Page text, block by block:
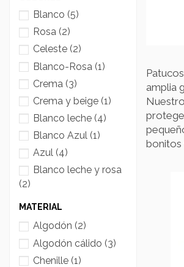
amplia
bonitos
Blanco (5)
Rosa (2)
Celeste (2)
Blanco-Rosa (1)
Crema (3)
Crema y beige (1)
Blanco leche (4)
Blanco Azul (1)
Azul (4)
Blanco leche y rosa
(2)
Blanco Rojo
Celeste Tórtola
Crema y Tórtola
MATERIAL
Algodón (2)
Algodón cálido (3)
Chenille (1)